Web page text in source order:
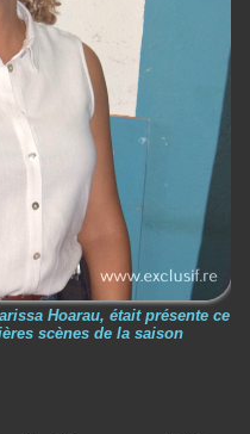
Hoarau, était présente ce
scènes de la saison